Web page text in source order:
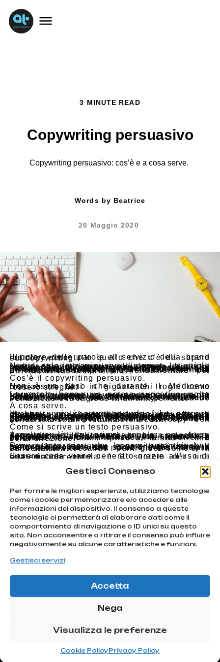
Gestisci Consenso
Per fornire le migliori esperienze, utilizziamo tecnologie
come i cookie per memorizzare e/o accedere alle
informazioni del dispositivo. Il consenso a queste
tecnologie ci permetterà di elaborare dati come il
comportamento di navigazione o ID unici su questo
sito. Non acconsentire o ritirare il consenso può influire
negativamente su alcune caratteristiche e funzioni.
Gestisci servizi
Accetta
Nega
Visualizza le preferenze
Cookie PolicyPrivacy Policy
3 MINUTE READ
Copywriting persuasivo
Copywriting persuasivo: cos’è e a cosa serve.
Words by Beatrice
20 Maggio 2020
Il potere delle parole al servizio della brand identity: ecco tutto quello che c’è da sapere sul copywriting.
Non di sole immagini vive l’internet. Le parole scritte stanno riacquisendo sempre di più il posto che gli spetta nel mondo digitale, riuscendo a convivere in una dimensione che richiede precisi obblighi verso i brand ma, allo stesso tempo, dove la libertà rimane una medaglia al merito. Rispondere alle esigenze in maniera creativa è la chiave di una persuasione efficace ma soprattutto autentica, un requisito sempre più fondamentale per arrivare al cuore del lettore.
Cos’è il copywriting persuasivo.
Non è un caso che durante il Medioevo bruciassero libri in giganteschi roghi come fossero streghe.
Le parole hanno un potere evocativo molto forte e oggi sono una vera e propria risorsa per i brand. Il copywriting persuasivo racconta una realtà in modo chiaro ma con una personalità unica, riuscendo a convincere il lettore a compiere una specifica azione – comprare un prodotto, aderire ad un’iniziativa ma anche sentirsi parte di una community – usando l’emozione e la ragione in un mix perfetto.
A cosa serve.
In una società sovrastata da fake news e clickbait, un copywriting serio ed efficace diventa un fondamentale strumento di marketing per ogni azienda che voglia affermare la propria credibilità e il proprio impegno nel proporre prodotti e servizi di alta qualità. La brand awareness passa anche attraverso strumenti di comunicazione che rassicurino il lettore, che lo facciano sentire parte di un certo lifestyle, condividendone gusti ed emozioni. I social avvicinano i consumatori ai produttori ma un copy ben scritto li fa sentire finalmente a casa.
Come si scrive un testo persuasivo.
Ascoltare è la prima regola: un buon copywriter è di solito anche un buon psicologo. Tutto parte dall’ascolto e da una conoscenza approfondita della realtà di cui si andrà a parlare: le caratteristiche ma anche le esigenze, l’unicità intrinseca, le idee e le emozioni che hanno spinto un brand in una certa direzione.
Per quanto riguarda la scrittura, bisogna sempre ricordarsi che essere autentici è il punto di partenza per essere convincenti. Il testo può proporre una soluzione già vista ma in un modo mai visto, soffermandosi sempre sui benefici e toccando i punti giusti come si fa con i chackra.
Sapere cosa viene generato grazie all’uso di una singola parola è il segreto per una strategia vincente.
We chase
emotions
Via Montello, 80
info@atcommunication.it
@2025 ATCommunication
Montebelluna (TV) – C.F
Iscriviti
newsletter!
Iscriviti!